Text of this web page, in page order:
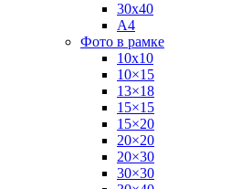
30х40
А4
Фото в рамке
10х10
10×15
13×18
15×15
15×20
20×20
20×30
30×30